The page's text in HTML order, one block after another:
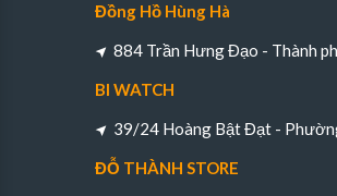
Đồng Hồ Hùng Hà
884 Trần Hưng Đạo - Thành
BI WATCH
39/24 Hoàng Bật Đạt -
ĐỖ THÀNH STORE